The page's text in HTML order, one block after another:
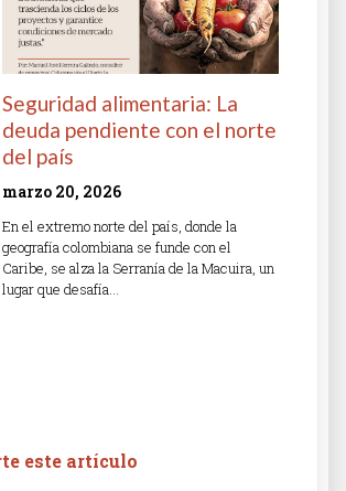
Seguridad alimentaria: La
deuda pendiente con el norte
del país
marzo 20, 2026
En el extremo norte del país, donde la
geografía colombiana se funde con el
Caribe, se alza la Serranía de la Macuira, un
lugar que desafía…
este artículo